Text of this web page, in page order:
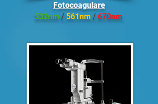
Fotocoagulare
532nm / 561nm / 670nm